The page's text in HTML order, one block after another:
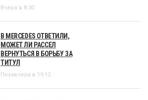
Вчера в 8:30
В MERCEDES ОТВЕТИЛИ,
МОЖЕТ ЛИ РАССЕЛ
ВЕРНУТЬСЯ В БОРЬБУ ЗА
ТИТУЛ
Позавчера в 19:12